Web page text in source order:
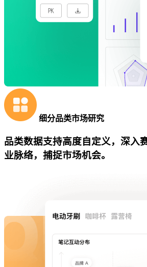
细分品类市场研究
品类数据支持高度自定义，深入
业脉络，捕捉市场机会。